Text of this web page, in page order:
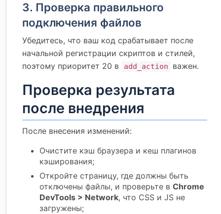
3. Проверка правильного
подключения файлов
Убедитесь, что ваш код срабатывает после
начальной регистрации скриптов и стилей,
поэтому приоритет 20 в
add_action важен.
Проверка результата
после внедрения
После внесения изменений:
Очистите кэш браузера и кеш плагинов
кэширования;
Откройте страницу, где должны быть
отключены файлы, и проверьте вChrome
DevTools > Network, что CSS и JS не
загружены;